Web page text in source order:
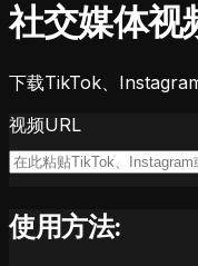
社交媒体视
下载TikTok、
视频URL
使用方法: